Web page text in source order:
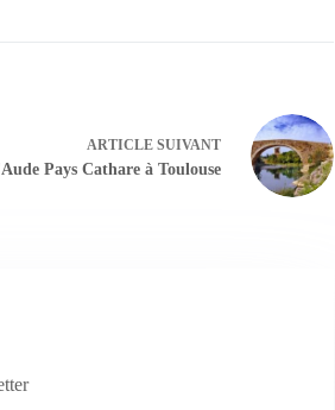
ARTICLESUIVANT
Pays Cathare à Toulouse